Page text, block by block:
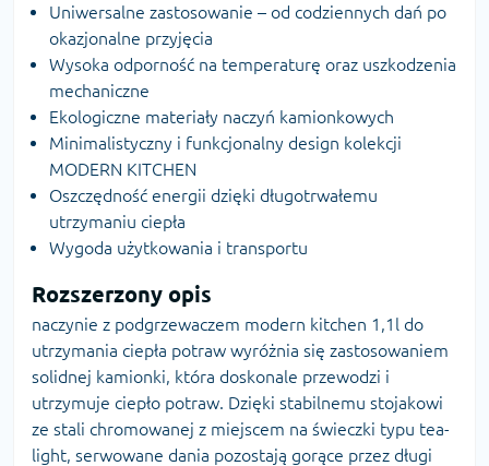
Uniwersalne zastosowanie – od codziennych dań po
okazjonalne przyjęcia
Wysoka odporność na temperaturę oraz uszkodzenia
mechaniczne
Ekologiczne materiały naczyń kamionkowych
Minimalistyczny i funkcjonalny design kolekcji
MODERN KITCHEN
Oszczędność energii dzięki długotrwałemu
utrzymaniu ciepła
Wygoda użytkowania i transportu
Rozszerzony opis
naczynie z podgrzewaczem modern kitchen 1,1l do
utrzymania ciepła potraw wyróżnia się zastosowaniem
solidnej kamionki, która doskonale przewodzi i
utrzymuje ciepło potraw. Dzięki stabilnemu stojakowi
ze stali chromowanej z miejscem na świeczki typu tea-
light, serwowane dania pozostają gorące przez długi